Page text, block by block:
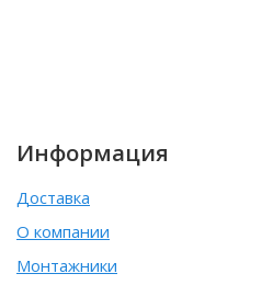
Информация
Доставка
О компании
Монтажники